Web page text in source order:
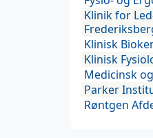
Klinik for
Klinisk
Klinisk
Medicinsk
Parker
Røntgen